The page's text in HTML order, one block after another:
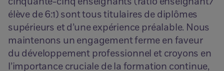
élève de 6:1) sont tous titulaires de diplômes
supérieurs et d’une expérience préalable. Nous
maintenons un engagement ferme en faveur
du développement professionnel et croyons en
l’importance cruciale de la formation continue,